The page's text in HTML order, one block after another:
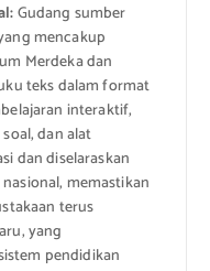
Gudang sumber
mencakup
Merdeka dan
teks dalam format
interaktif,
dan alat
dan diselaraskan
memastikan
terus
yang
pendidikan